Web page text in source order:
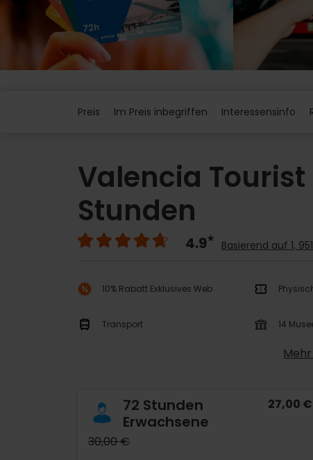
Preis Im Preis inbegriffen Interessensinfo
Valencia Tourist
Stunden
4.9 Basierend auf 1,
10% Rabatt Exklusives Web
Transport 14
72 Stunden
Erwachsene
30,00 €
27,00 €